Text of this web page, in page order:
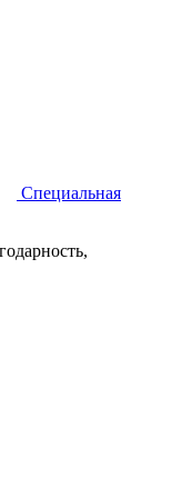
Специальная